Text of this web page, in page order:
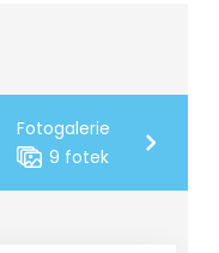
Fotogalerie
9 fotek